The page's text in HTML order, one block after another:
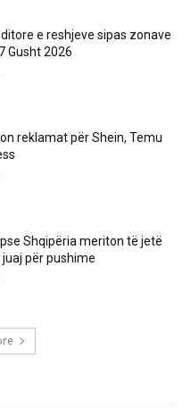
e reshjeve sipas zonave
Gusht 2026
reklamat për Shein, Temu
Shqipëria meriton të jetë
për pushime